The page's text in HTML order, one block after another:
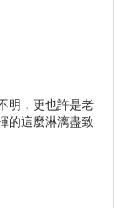
明，更也許是老
的這麼淋漓盡致